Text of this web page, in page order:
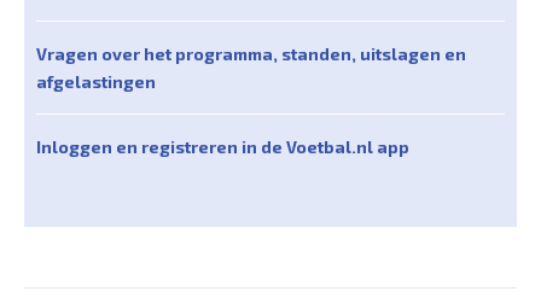
Vragen over het programma, standen, uitslagen en
afgelastingen
Inloggen en registreren in de Voetbal.nl app